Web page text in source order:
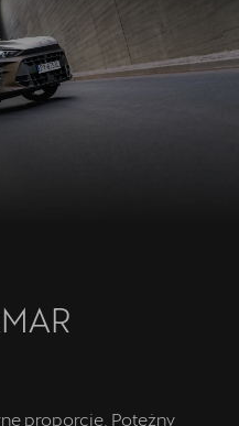
proporcje. Potężny